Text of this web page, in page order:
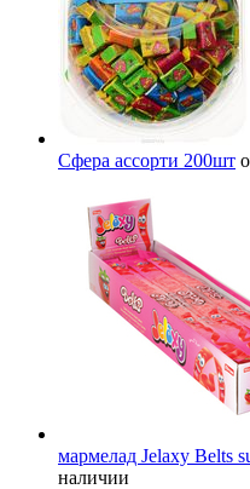
Сфера ассорти 200шт
мармелад Jelaxy Belts
наличии